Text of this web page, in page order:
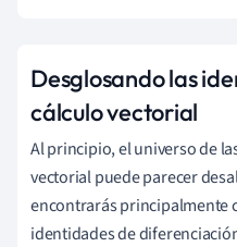
Desglosando las
cálculo vectorial
Al principio, el universo de
vectorial puede parecer
encontrarás principalmente
identidades de